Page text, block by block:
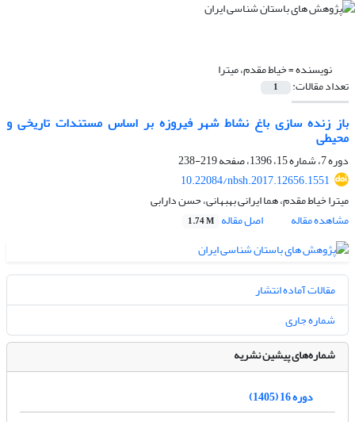
نویسنده =خیاط مقدم، میترا
تعداد مقالات: 1
باز زنده سازی باغ نشاط شهر فیروزه بر اساس مستندات تاریخی و
محیطی
دوره 7، شماره 15، 1396، صفحه
219-238
10.22084/nbsh.2017.12656.1551
میترا خیاط مقدم، هما ایرانی بهبهانی، حسن دارابی
مشاهده مقاله
اصل مقاله 1.74 M
مقالات آماده انتشار
شماره جاری
شماره‌های پیشین نشریه
دوره 16 (1405)